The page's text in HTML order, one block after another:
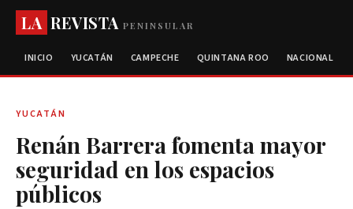
LA REVISTAPENINSULAR
INICIO YUCATÁN CAMPECHE QUINTANA ROO NACIONAL
YUCATÁN
Renán Barrera fomenta mayor
seguridad en los espacios
públicos